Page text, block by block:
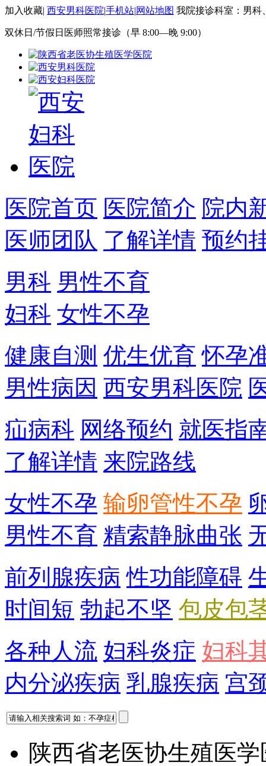
加入收藏| 西安男科医院|手机站|网站地图 我院接诊科室：男科
双休日/节假日医师照常接诊（早 8:00—晚 9:00）
医院首页 医院简介 院内
医师团队 了解详情 预约
男科 男性不育
妇科 女性不孕
健康自测 优生优育 怀孕
男性病因 西安男科医院
疝病科 网络预约 就医指
了解详情 来院路线
女性不孕 输卵管性不孕
男性不育 精索静脉曲张
前列腺疾病 性功能障碍
时间短 勃起不坚 包皮包
各种人流 妇科炎症 妇科
内分泌疾病 乳腺疾病 宫
陕西省老医协生殖医